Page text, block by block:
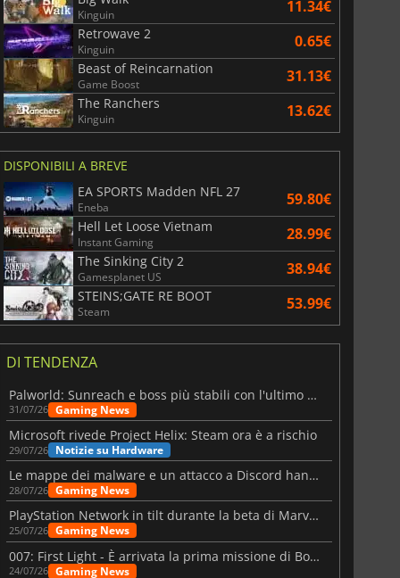
Kinguin 11.34€
Retrowave 2
Kinguin 0.65€
Beast of Reincarnation
Game Boost 31.13€
The Ranchers
Kinguin 13.62€
DISPONIBILI A BREVE
EA SPORTS Madden NFL 27
Eneba 59.80€
Hell Let Loose Vietnam
Instant Gaming 28.99€
The Sinking City 2
Gamesplanet US 38.94€
STEINS;GATE RE BOOT
Steam 53.99€
DI TENDENZA
Palworld: Sunreach e boss più stabili con l'ultimo update
31/07/26 Gaming News
Microsoft rivede Project Helix: Steam ora è a rischio
29/07/26 Notizie su Hardware
Le mappe dei malware e un attacco a Discord hanno colpito Meccha Chameleon
28/07/26 Gaming News
PlayStation Network in tilt durante la beta di Marvel Tōkon
25/07/26 Gaming News
007: First Light - È arrivata la prima missione di Bond dopo il lancio
24/07/26 Gaming News